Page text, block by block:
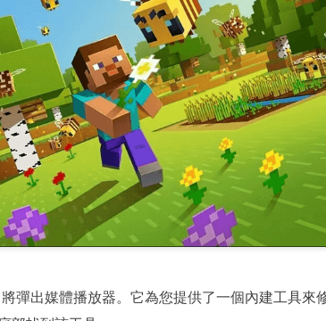
彈出媒體播放器。它為您提供了一個內建工具來